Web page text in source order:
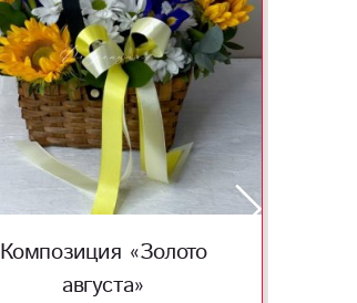
Композиция «Золото
августа»